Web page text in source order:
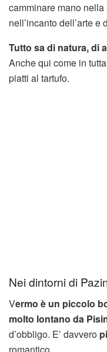
camminare mano
nell’incanto dell’arte
Tutto sa di natura, di
Anche qui come in
piatti al tartufo.
Nei dintorni di
Vermo è un piccolo
molto lontano da
d’obbligo. E’ davvero
romantico.